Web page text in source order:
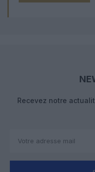
Recevez notre